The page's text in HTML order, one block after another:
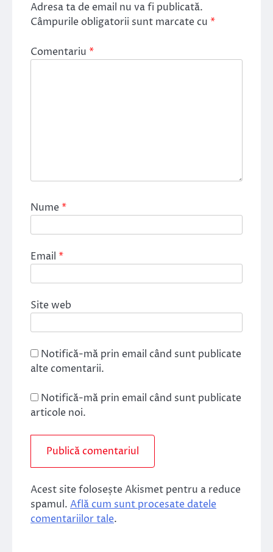
Adresa ta de email nu va fi publicată.
Câmpurile obligatorii sunt marcate cu *
Comentariu *
Nume*
Email *
Site web
Notifică-mă prin email când sunt publicate
alte comentarii.
Notifică-mă prin email când sunt publicate
articole noi.
Acest site folosește Akismet pentru a reduce
spamul. Află cum sunt procesate datele
comentariilor tale.